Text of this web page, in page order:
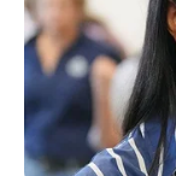
inspirações
melhor o seu
Veja também:
19 Chaveiros